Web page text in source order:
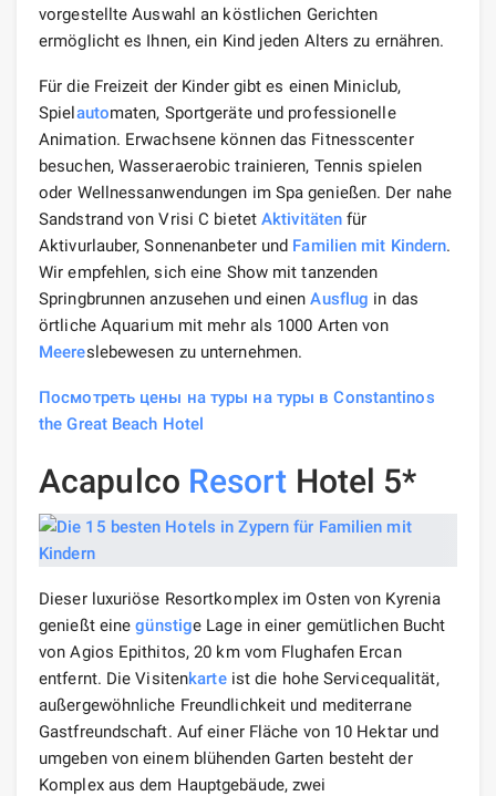
vorgestellte Auswahl an köstlichen Gerichten
ermöglicht es Ihnen, ein Kind jeden Alters zu ernähren.
Für die Freizeit der Kinder gibt es einen Miniclub,
Spielautomaten, Sportgeräte und professionelle
Animation. Erwachsene können das Fitnesscenter
besuchen, Wasseraerobic trainieren, Tennis spielen
oder Wellnessanwendungen im Spa genießen. Der nahe
Sandstrand von Vrisi C bietetAktivitäten für
Aktivurlauber, Sonnenanbeter und Familien mit Kindern.
Wir empfehlen, sich eine Show mit tanzenden
Springbrunnen anzusehen und einenAusflug in das
örtliche Aquarium mit mehr als 1000 Arten von
Meereslebewesen zu unternehmen.
Посмотреть цены на туры на туры в Constantinos
the Great Beach Hotel
Acapulco Resort Hotel 5*
Dieser luxuriöse Resortkomplex im Osten von Kyrenia
genießt einegünstige Lage in einer gemütlichen Bucht
von Agios Epithitos, 20 km vom Flughafen Ercan
entfernt. Die Visitenkarteist die hohe Servicequalität,
außergewöhnliche Freundlichkeit und mediterrane
Gastfreundschaft. Auf einer Fläche von 10 Hektar und
umgeben von einem blühenden Garten besteht der
Komplex aus dem Hauptgebäude, zwei